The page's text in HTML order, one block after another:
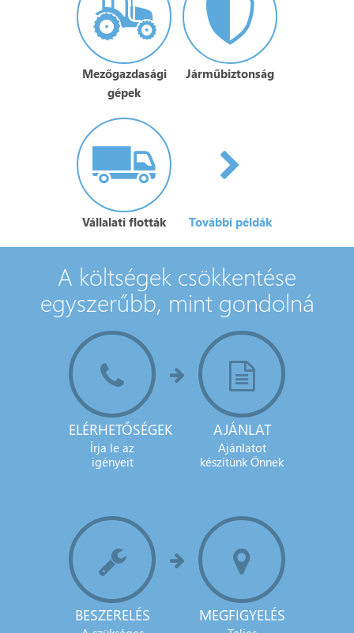
Mezőgazdasági
gépek
Járműbiztonság
Vállalati flották További példák
A költségek csökkentése
egyszerűbb, mint gondolná
ELÉRHETŐSÉGEK
Írja le az
igényeit
AJÁNLAT
Ajánlatot
készítünk Önnek
BESZERELÉS MEGFIGYELÉS